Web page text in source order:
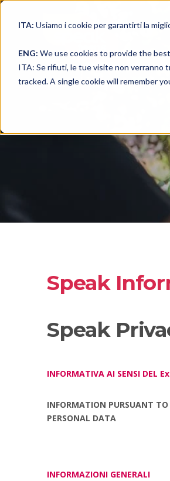
ITA: Usiamo i cookie per garantirti la
ENG: We use cookies to provide the
ITA: Se rifiuti, le tue visite non verranno
tracked. A single cookie will remember
Speak
Speak
INFORMATIVA AI SENSI DEL
INFORMATION PURSUANT
PERSONAL DATA
INFORMAZIONI GENERALI